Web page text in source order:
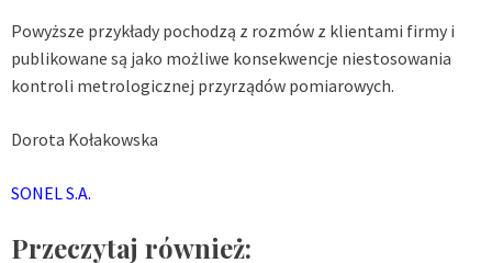
Powyższe przykłady pochodzą z rozmów z klientami firmy i
publikowane są jako możliwe konsekwencje niestosowania
kontroli metrologicznej przyrządów pomiarowych.
Dorota Kołakowska
SONEL S.A.
Przeczytaj również: